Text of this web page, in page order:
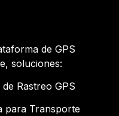
de GPS
soluciones:
Rastreo GPS
para Transporte